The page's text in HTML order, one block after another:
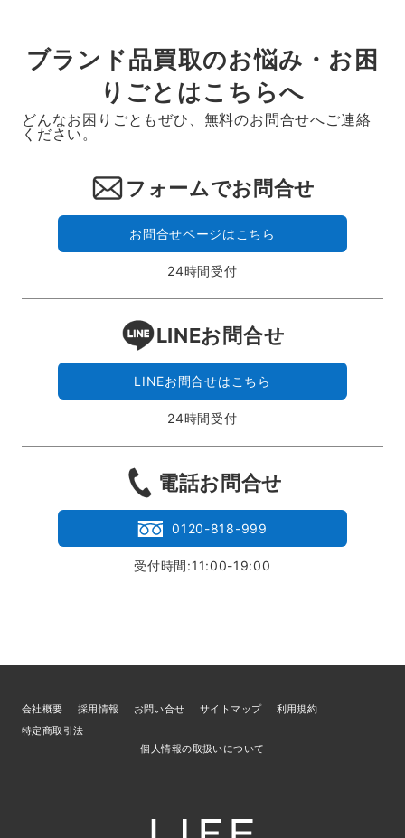
ブランド品買取のお悩み・お困
りごとはこちらへ
どんなお困りごともぜひ、無料のお問合せへご連絡
ください。
フォームでお問合せ
お問合せページはこちら
24時間受付
LINEお問合せ
LINEお問合せはこちら
24時間受付
電話お問合せ
0120-818-999
受付時間:11:00-19:00
会社概要 採用情報 お問い合せ サイトマップ
利用規約
特定商取引法
個人情報の取扱いについて